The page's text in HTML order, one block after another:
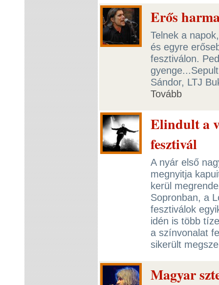
Erős
Telnek a
és egyre
fesztiválon.
Sándor, LTJ
Tovább
Elindult a
fesztivál
A nyár első
megnyitja
kerül
Sopronban, a
fesztiválok
idén is több
a színvonalat
sikerült
Magyar